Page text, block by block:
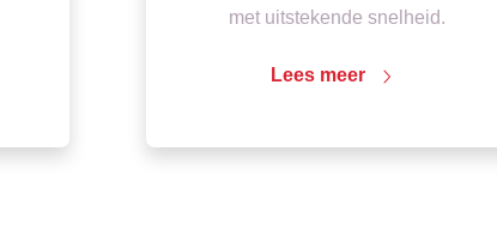
met uitstekende snelheid.
Lees meer